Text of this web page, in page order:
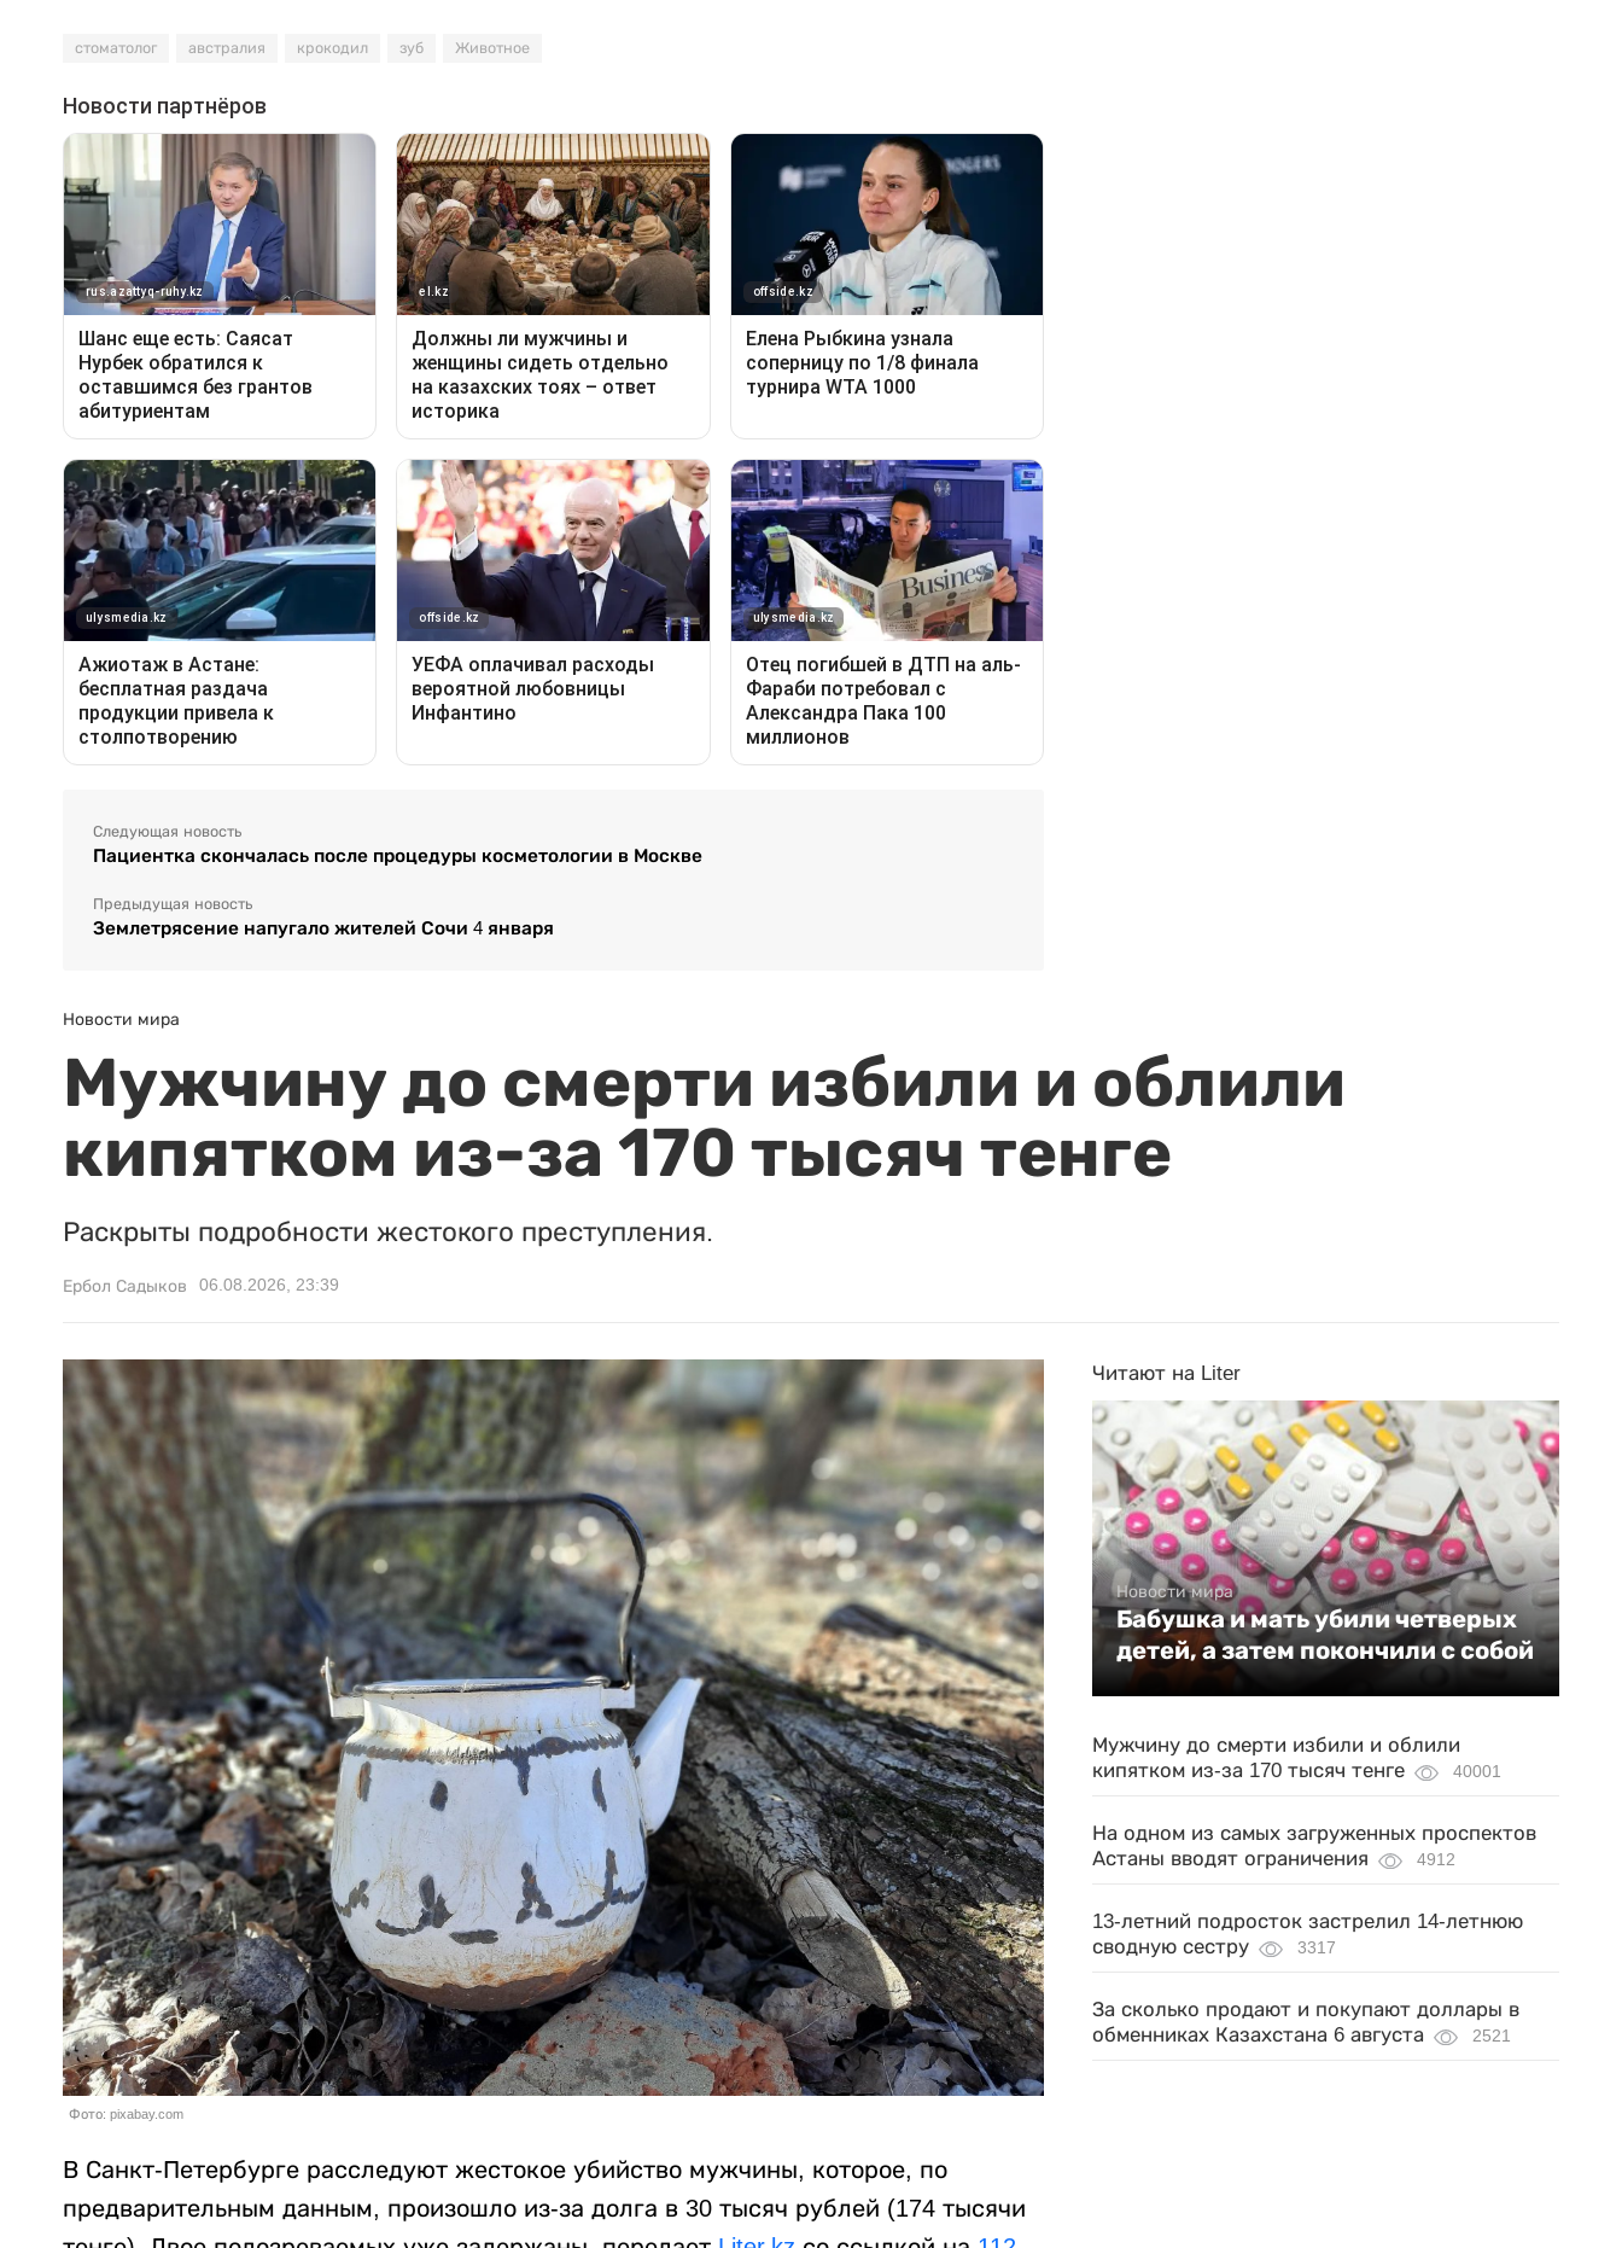
стоматолог австралия крокодил зуб Животное
Следующая новость
Пациентка скончалась после процедуры косметологии в Москве
Предыдущая новость
Землетрясение напугало жителей Сочи 4 января
Новости мира
Мужчину до смерти избили и облили
кипятком из-за 170 тысяч тенге
Раскрыты подробности жестокого преступления.
Ербол Садыков 06.08.2026, 23:39
Фото: pixabay.com
В Санкт-Петербурге расследуют жестокое убийство мужчины, которое, по
предварительным данным, произошло из-за долга в 30 тысяч рублей (174 тысячи
Читают на Liter
Новости мира
Бабушка и мать убили четверых
детей, а затем покончили с собой
Мужчину до смерти избили и облили
кипятком из-за 170 тысяч тенге
40001
На одном из самых загруженных проспектов
Астаны вводят ограничения
4912
13-летний подросток застрелил 14-летнюю
сводную сестру
3317
За сколько продают и покупают доллары в
обменниках Казахстана 6 августа
2521